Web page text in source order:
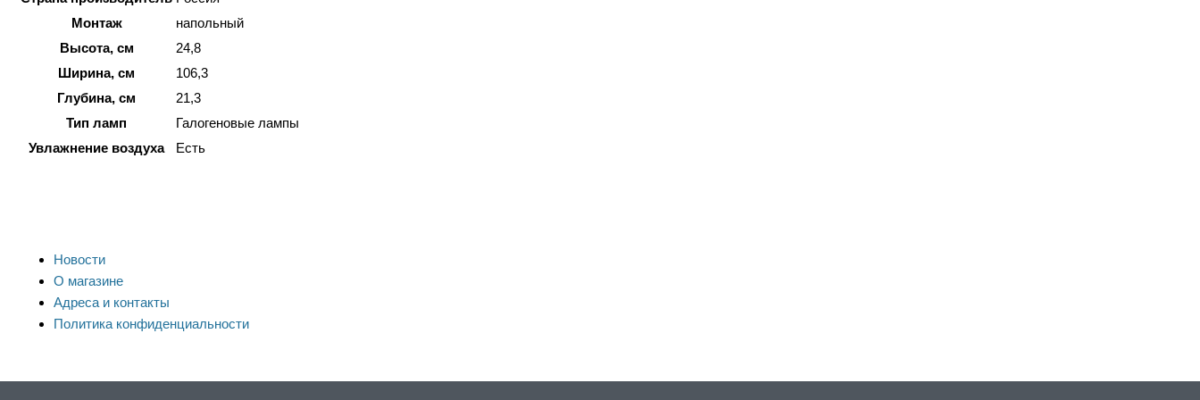
Монтаж
напольный
Высота, см
24,8
Ширина, см
106,3
Глубина, см
21,3
Тип ламп
Галогеновые лампы
Увлажнение воздуха
Есть
Новости
О магазине
Адреса и контакты
Политика конфиденциальности